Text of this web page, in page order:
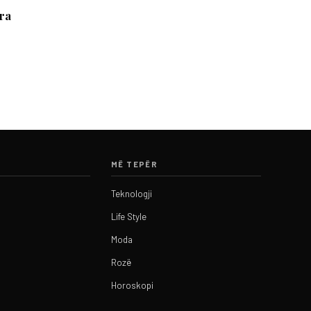
MË TEPËR
Teknologji
Life Style
Moda
Rozë
Horoskopi